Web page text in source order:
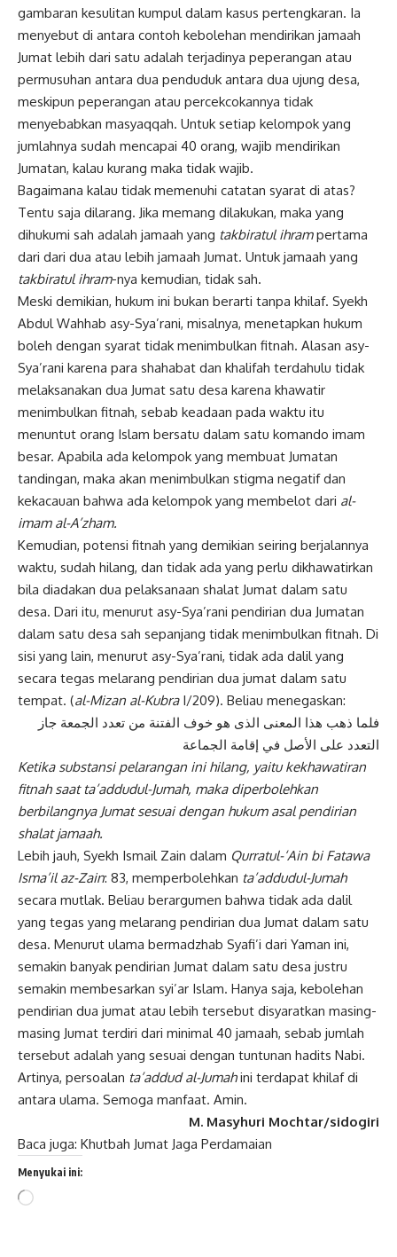
gambaran kesulitan kumpul dalam kasus pertengkaran. Ia
menyebut di antara contoh kebolehan mendirikan jamaah
Jumat lebih dari satu adalah terjadinya peperangan atau
permusuhan antara dua penduduk antara dua ujung desa,
meskipun peperangan atau percekcokannya tidak
menyebabkan masyaqqah. Untuk setiap kelompok yang
jumlahnya sudah mencapai 40 orang, wajib mendirikan
Jumatan, kalau kurang maka tidak wajib.
Bagaimana kalau tidak memenuhi catatan syarat di atas?
Tentu saja dilarang. Jika memang dilakukan, maka yang
dihukumi sah adalah jamaah yang takbiratul ihrampertama
dari dari dua atau lebih jamaah Jumat. Untuk jamaah yang
takbiratul ihram-nya kemudian, tidak sah.
Meski demikian, hukum ini bukan berarti tanpa khilaf. Syekh
Abdul Wahhab asy-Sya’rani, misalnya, menetapkan hukum
boleh dengan syarat tidak menimbulkan fitnah. Alasan asy-
Sya’rani karena para shahabat dan khalifah terdahulu tidak
melaksanakan dua Jumat satu desa karena khawatir
menimbulkan fitnah, sebab keadaan pada waktu itu
menuntut orang Islam bersatu dalam satu komando imam
besar. Apabila ada kelompok yang membuat Jumatan
tandingan, maka akan menimbulkan stigma negatif dan
kekacauan bahwa ada kelompok yang membelot dari al-
imam al-A’zham.
Kemudian, potensi fitnah yang demikian seiring berjalannya
waktu, sudah hilang, dan tidak ada yang perlu dikhawatirkan
bila diadakan dua pelaksanaan shalat Jumat dalam satu
desa. Dari itu, menurut asy-Sya’rani pendirian dua Jumatan
dalam satu desa sah sepanjang tidak menimbulkan fitnah. Di
sisi yang lain, menurut asy-Sya’rani, tidak ada dalil yang
secara tegas melarang pendirian dua jumat dalam satu
tempat. (al-Mizan al-KubraI/209). Beliau menegaskan:
فلما ذهب هذا المعنى الذى هو خوف الفتنة من تعدد الجمعة جاز
التعدد على الأصل في إقامة الجماعة
Ketika substansi pelarangan ini hilang, yaitu kekhawatiran
fitnah saat ta’addudul-Jumah, maka diperbolehkan
berbilangnya Jumat sesuai dengan hukum asal pendirian
shalat jamaah.
Lebih jauh, Syekh Ismail Zain dalam Qurratul-‘Ain bi Fatawa
Isma’il az-Zain: 83, memperbolehkan ta’addudul-Jumah
secara mutlak. Beliau berargumen bahwa tidak ada dalil
yang tegas yang melarang pendirian dua Jumat dalam satu
desa. Menurut ulama bermadzhab Syafi’i dari Yaman ini,
semakin banyak pendirian Jumat dalam satu desa justru
semakin membesarkan syi’ar Islam. Hanya saja, kebolehan
pendirian dua jumat atau lebih tersebut disyaratkan masing-
masing Jumat terdiri dari minimal 40 jamaah, sebab jumlah
tersebut adalah yang sesuai dengan tuntunan hadits Nabi.
Artinya, persoalan ta’addud al-Jumahini terdapat khilaf di
antara ulama. Semoga manfaat. Amin.
M. Masyhuri Mochtar/sidogiri
Baca juga: Khutbah Jumat Jaga Perdamaian
Menyukai ini:
Memuat...